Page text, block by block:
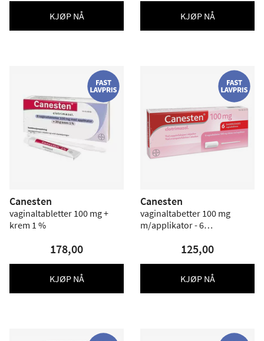
KJØP NÅ KJØP NÅ
Canesten
vaginaltabletter 100 mg +
krem 1 %
178,00
KJØP NÅ
Canesten
vaginaltabetter 100 mg
m/applikator - 6
125,00
KJØP NÅ